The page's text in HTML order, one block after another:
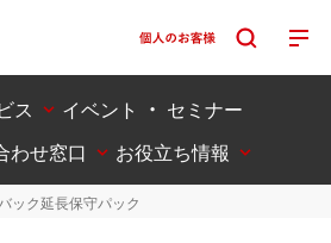
ス
イベント ・ セミナー
わせ窓口
お役立ち情報
ック延長保守パック